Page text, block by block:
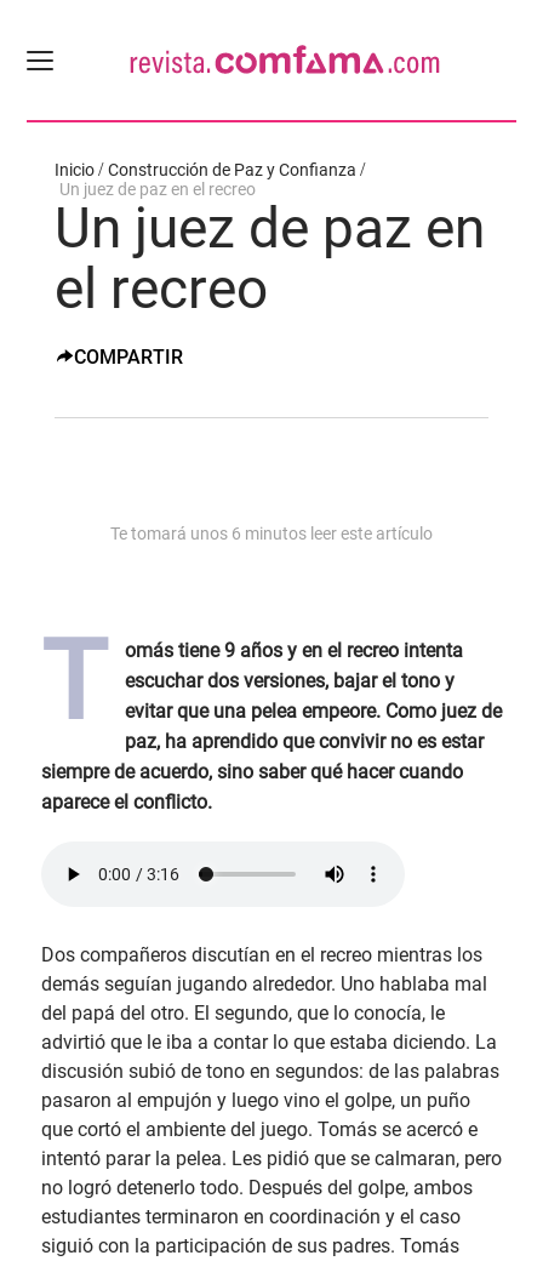
Inicio
Construcción de Paz y Confianza
Un juez de paz en el recreo
Un juez de paz en
el recreo
COMPARTIR
Te tomará unos 6 minutos leer este artículo
T
omás tiene 9 años y en el recreo intenta
escuchar dos versiones, bajar el tono y
evitar que una pelea empeore. Como juez de
paz, ha aprendido que convivir no es estar
siempre de acuerdo, sino saber qué hacer cuando
aparece el conflicto.
Dos compañeros discutían en el recreo mientras los
demás seguían jugando alrededor. Uno hablaba mal
del papá del otro. El segundo, que lo conocía, le
advirtió que le iba a contar lo que estaba diciendo. La
discusión subió de tono en segundos: de las palabras
pasaron al empujón y luego vino el golpe, un puño
que cortó el ambiente del juego. Tomás se acercó e
intentó parar la pelea. Les pidió que se calmaran, pero
no logró detenerlo todo. Después del golpe, ambos
estudiantes terminaron en coordinación y el caso
siguió con la participación de sus padres. Tomás